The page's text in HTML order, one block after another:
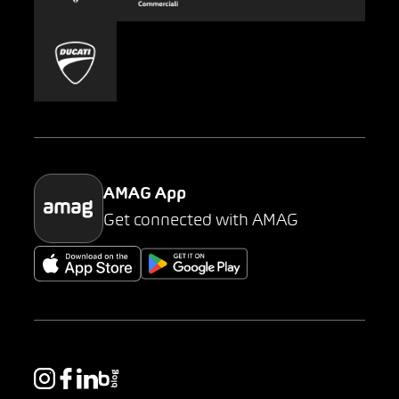
Carsharing
Mobility-as-a-Service
Parking
AMAG App
Get connected with AMAG